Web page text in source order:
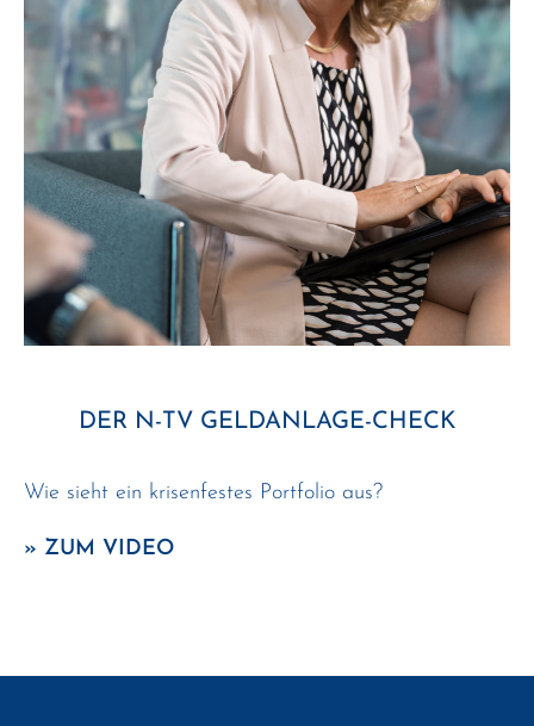
DER N-TV GELDANLAGE-CHECK
Wie sieht ein krisenfestes Portfolio aus?
» ZUM VIDEO